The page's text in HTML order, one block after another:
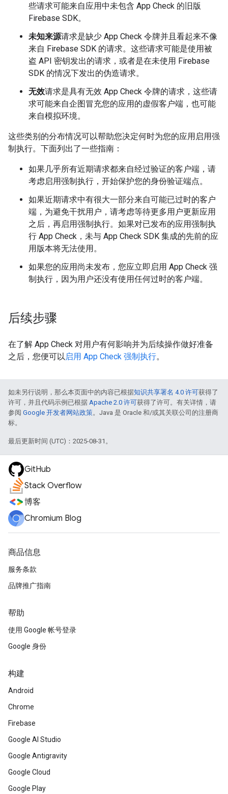
些请求可能来自应用中未包含 App Check 的旧版
Firebase SDK。
未知来源请求是缺少 App Check 令牌并且看起来不像
来自 Firebase SDK 的请求。这些请求可能是使用被
盗 API 密钥发出的请求，或者是在未使用 Firebase
SDK 的情况下发出的伪造请求。
无效请求是具有无效 App Check 令牌的请求，这些请
求可能来自企图冒充您的应用的虚假客户端，也可能
来自模拟环境。
这些类别的分布情况可以帮助您决定何时为您的应用启用强
制执行。下面列出了一些指南：
如果几乎所有近期请求都来自经过验证的客户端，请
考虑启用强制执行，开始保护您的身份验证端点。
如果近期请求中有很大一部分来自可能已过时的客户
端，为避免干扰用户，请考虑等待更多用户更新应用
之后，再启用强制执行。如果对已发布的应用强制执
行 App Check，未与 App Check SDK 集成的先前的应
用版本将无法使用。
如果您的应用尚未发布，您应立即启用 App Check 强
制执行，因为用户还没有使用任何过时的客户端。
后续步骤
在了解 App Check 对用户有何影响并为后续操作做好准备
之后，您便可以启用 App Check 强制执行。
如未另行说明，那么本页面中的内容已根据知识共享署名 4.0 许可获得了
许可，并且代码示例已根据 Apache 2.0 许可获得了许可。有关详情，请
参阅 Google 开发者网站政策。Java 是 Oracle 和/或其关联公司的注册商
标。
最后更新时间 (UTC)：2025-08-31。
GitHub
Stack Overflow
博客
Chromium Blog
商品信息
服务条款
品牌推广指南
帮助
使用 Google 帐号登录
Google 身份
构建
Android
Chrome
Firebase
Google AI Studio
Google Antigravity
Google Cloud
Google Play